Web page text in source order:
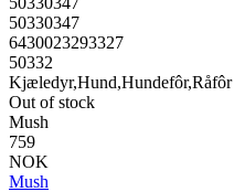
50330347
6430023293327
50332
Kjæledyr,Hund,Hundefôr,Råfôr
Out of stock
Mush
759
NOK
Mush